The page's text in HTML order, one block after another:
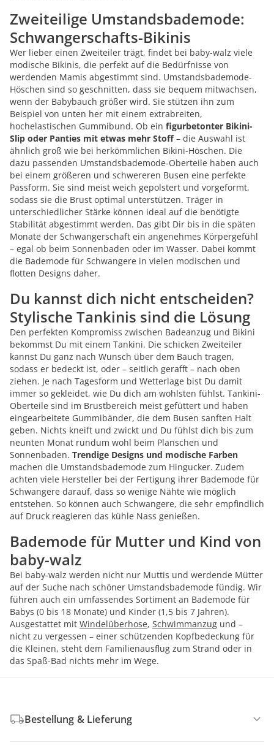
Zweiteilige Umstandsbademode:
Schwangerschafts-Bikinis
Wer lieber einen Zweiteiler trägt, findet bei baby-walz viele
modische Bikinis, die perfekt auf die Bedürfnisse von
werdenden Mamis abgestimmt sind. Umstandsbademode-
Höschen sind so geschnitten, dass sie bequem mitwachsen,
wenn der Babybauch größer wird. Sie stützen ihn zum
Beispiel von unten her mit einem extrabreiten,
hochelastischen Gummibund. Ob ein figurbetonter Bikini-
Slip oder Panties mit etwas mehr Stoff– die Auswahl ist
ähnlich groß wie bei herkömmlichen Bikini-Höschen. Die
dazu passenden Umstandsbademode-Oberteile haben auch
bei einem größeren und schwereren Busen eine perfekte
Passform. Sie sind meist weich gepolstert und vorgeformt,
sodass sie die Brust optimal unterstützen. Träger in
unterschiedlicher Stärke können ideal auf die benötigte
Stabilität abgestimmt werden. Das gibt Dir bis in die späten
Monate der Schwangerschaft ein angenehmes Körpergefühl
– egal ob beim Sonnenbaden oder im Wasser. Dabei kommt
die Bademode für Schwangere in vielen modischen und
flotten Designs daher.
Du kannst dich nicht entscheiden?
Stylische Tankinis sind die Lösung
Den perfekten Kompromiss zwischen Badeanzug und Bikini
bekommst Du mit einem Tankini. Die schicken Zweiteiler
kannst Du ganz nach Wunsch über dem Bauch tragen,
sodass er bedeckt ist, oder – seitlich gerafft – nach oben
ziehen. Je nach Tagesform und Wetterlage bist Du damit
immer so gekleidet, wie Du dich am wohlsten fühlst. Tankini-
Oberteile sind im Brustbereich meist gefüttert und haben
eingearbeitete Gummibänder, die dem Busen sanften Halt
geben. Nichts kneift und zwickt und Du fühlst dich bis zum
neunten Monat rundum wohl beim Planschen und
Sonnenbaden. Trendige Designs und modische Farben
machen die Umstandsbademode zum Hingucker. Zudem
achten viele Hersteller bei der Fertigung ihrer Bademode für
Schwangere darauf, dass so wenige Nähte wie möglich
entstehen. So können auch Schwangere, die sehr empfindlich
auf Druck reagieren das kühle Nass genießen.
Bademode für Mutter und Kind von
baby-walz
Bei baby-walz werden nicht nur Muttis und werdende Mütter
auf der Suche nach schöner Umstandsbademode fündig. Wir
führen auch ein umfassendes Sortiment an Bademode für
Babys (0 bis 18 Monate) und Kinder (1,5 bis 7 Jahren).
Ausgestattet mit Windelüberhose, Schwimmanzug und –
nicht zu vergessen – einer schützenden Kopfbedeckung für
die Kleinen, steht dem Familienausflug zum Strand oder in
das Spaß-Bad nichts mehr im Wege.
Bestellung & Lieferung